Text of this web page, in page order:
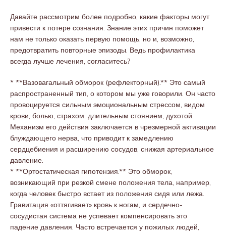
Давайте рассмотрим более подробно, какие факторы могут
привести к потере сознания. Знание этих причин поможет
нам не только оказать первую помощь, но и, возможно,
предотвратить повторные эпизоды. Ведь профилактика
всегда лучше лечения, согласитесь?
* **Вазовагальный обморок (рефлекторный).** Это самый
распространенный тип, о котором мы уже говорили. Он часто
провоцируется сильным эмоциональным стрессом, видом
крови, болью, страхом, длительным стоянием, духотой.
Механизм его действия заключается в чрезмерной активации
блуждающего нерва, что приводит к замедлению
сердцебиения и расширению сосудов, снижая артериальное
давление.
* **Ортостатическая гипотензия.** Это обморок,
возникающий при резкой смене положения тела, например,
когда человек быстро встает из положения сидя или лежа.
Гравитация «оттягивает» кровь к ногам, и сердечно-
сосудистая система не успевает компенсировать это
падение давления. Часто встречается у пожилых людей,